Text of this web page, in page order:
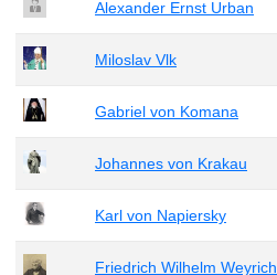
Alexander Ernst Urban
Miloslav Vlk
Gabriel von Komana
Johannes von Krakau
Karl von Napiersky
Friedrich Wilhelm Weyrich